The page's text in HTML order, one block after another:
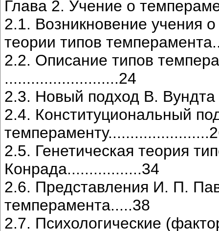
Глава 2. Учение о
2.1. Возникновение учения
теории типов
2.2. Описание типов
..........................24
2.3. Новый подход В.
2.4. Конституциональный
2.5. Генетическая теория
Конрада.................34
2.6. Представления И. П.
темперамента.....38
2.7. Психологические